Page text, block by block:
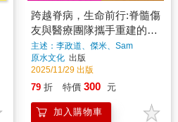
跨越脊病，生命前行:脊髓傷
友與醫療團隊攜手重建的生
命記事
主述：李政道、傑米、Sam
Chang、阿翰等、撰文：吳立萍
著
原水文化 出版
2025/11/29 出版
79 折 特價 300 元
加入購物車